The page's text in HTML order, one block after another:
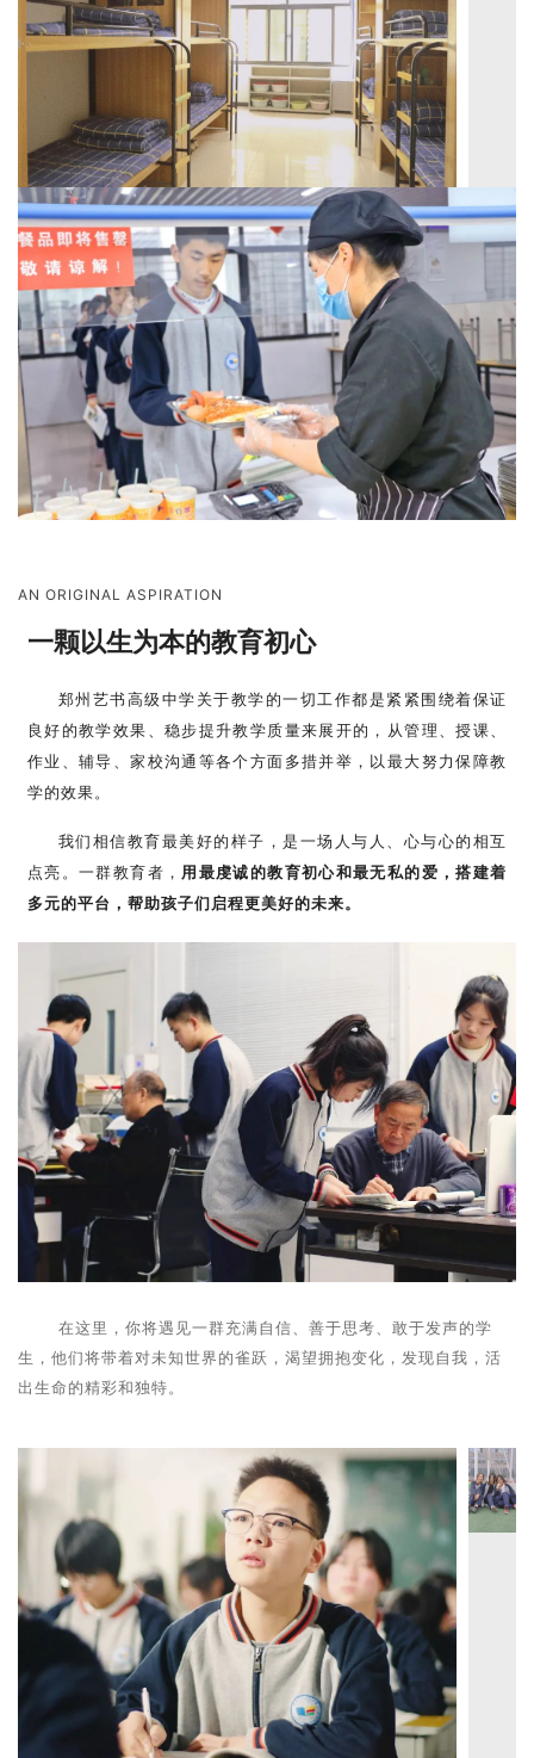
AN ORIGINAL ASPIRATION
一颗以生为本的教育初心
郑州艺书高级中学关于教学的一切工作都是紧紧围绕着保证
良好的教学效果、稳步提升教学质量来展开的，从管理、授课、
作业、辅导、家校沟通等各个方面多措并举，以最大努力保障教
学的效果。
我们相信教育最美好的样子，是一场人与人、心与心的相互
点亮。一群教育者， 用最虔诚的教育初心和最无私的爱，搭建着
多元的平台，帮助孩子们启程更美好的未来。
在这里，你将遇见一群充满自信、善于思考、 敢于发声的学
生，他们将带着对未知世界的雀跃 ，渴望拥抱变化，发现自我，活
出生命的精彩和独特。